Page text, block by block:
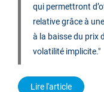
qui permettront
relative grâce à
à la baisse du prix
volatilité implicite."
Lire l'article